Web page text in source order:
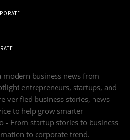
modern business news from
entrepreneurs, startups, and
verified business stories, news
to help grow smarter
- From startup stories to business
to corporate trend.